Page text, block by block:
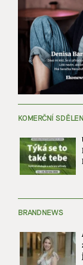
KOMERČNÍ
BRANDNEWS